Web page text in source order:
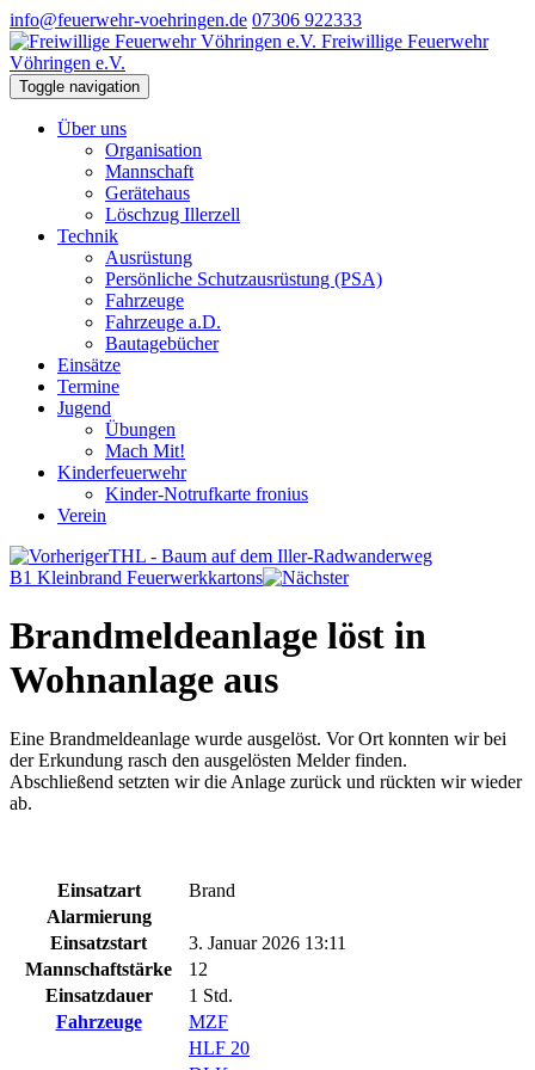
info@feuerwehr-voehringen.de 07306 922333
Freiwillige Feuerwehr
Vöhringen e.V.
Toggle navigation
Über uns
Organisation
Mannschaft
Gerätehaus
Löschzug Illerzell
Technik
Ausrüstung
Persönliche Schutzausrüstung (PSA)
Fahrzeuge
Fahrzeuge a.D.
Bautagebücher
Einsätze
Termine
Jugend
Übungen
Mach Mit!
Kinderfeuerwehr
Kinder-Notrufkarte fronius
Verein
THL - Baum auf dem Iller-Radwanderweg
B1 Kleinbrand Feuerwerkkartons
Brandmeldeanlage löst in
Wohnanlage aus
Eine Brandmeldeanlage wurde ausgelöst. Vor Ort konnten wir bei
der Erkundung rasch den ausgelösten Melder finden.
Abschließend setzten wir die Anlage zurück und rückten wir wieder
ab.
Einsatzart
Brand
Alarmierung
Einsatzstart
3. Januar 2026 13:11
Mannschaftstärke
12
Einsatzdauer
1 Std.
Fahrzeuge
MZF
HLF 20